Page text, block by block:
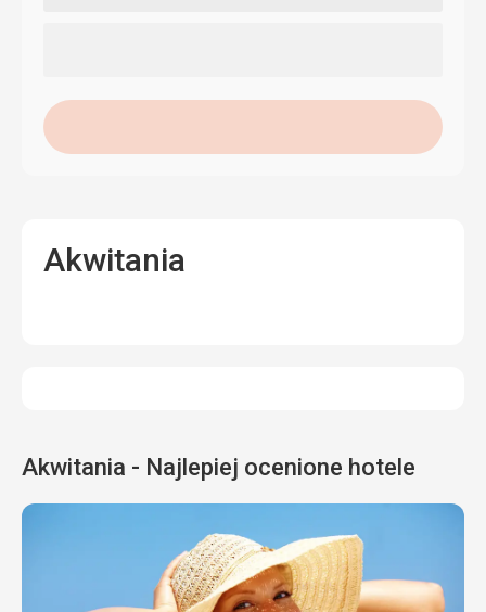
Akwitania
Akwitania - Najlepiej ocenione hotele